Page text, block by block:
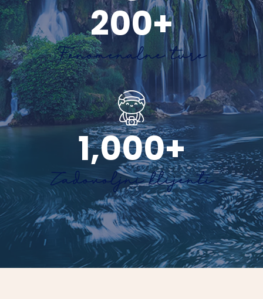
200+
Fenomenalne ture
1,000+
Zadovoljni klijenti